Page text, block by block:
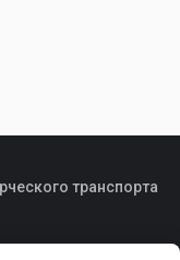
транспорта